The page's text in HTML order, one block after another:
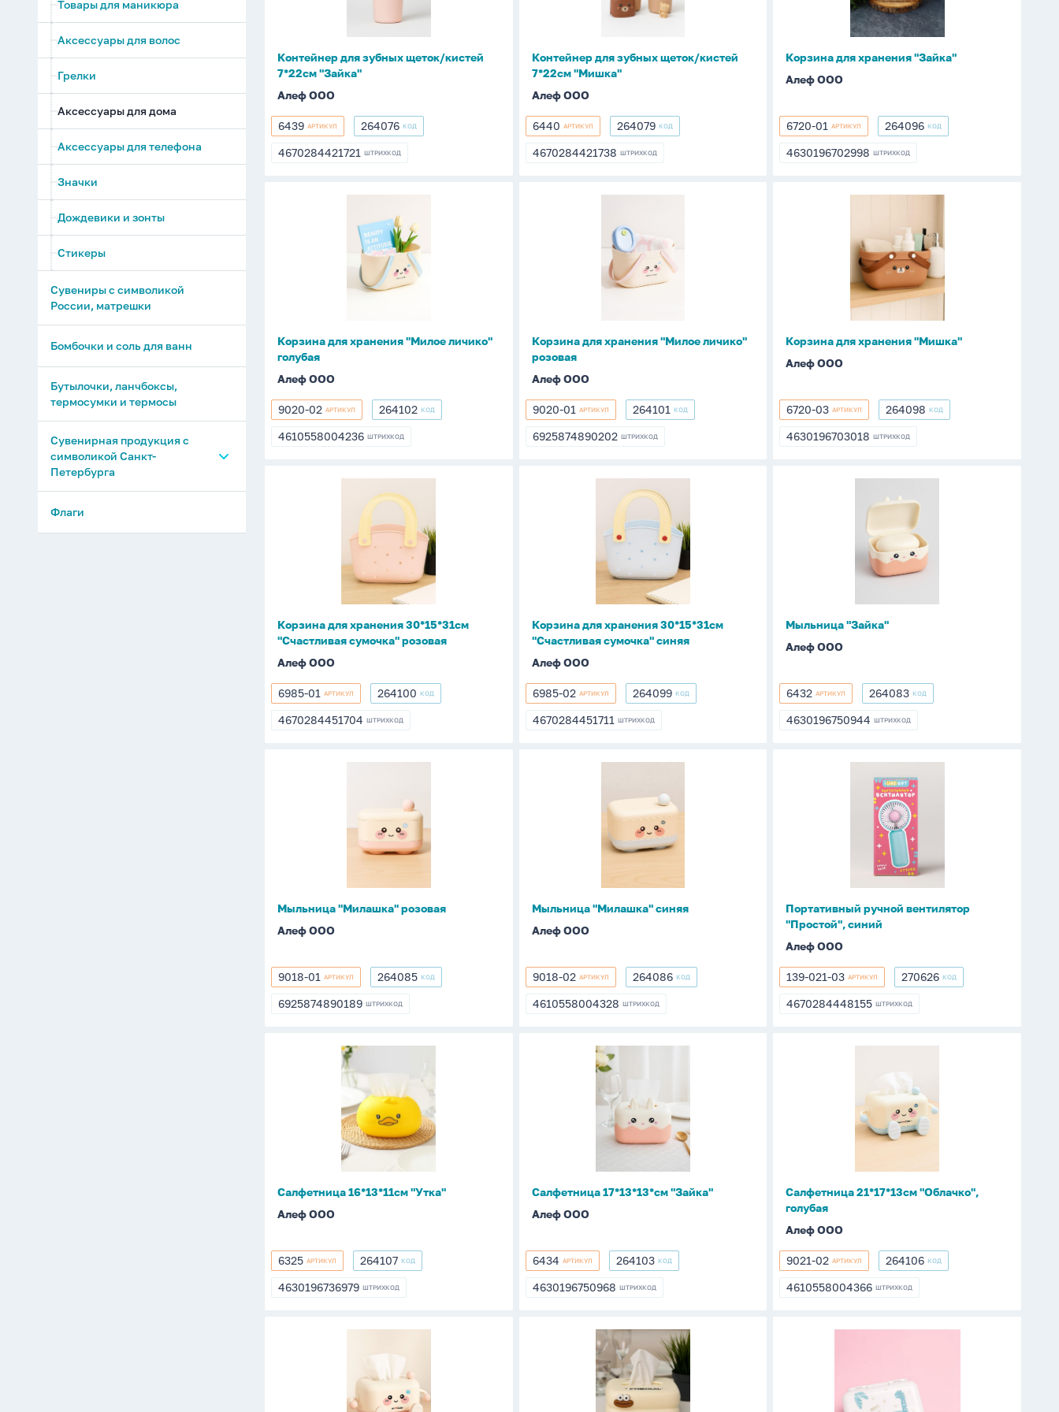
библиотеки
Фотоальбомы детские
подсвечники
Часы и будильники
Кружки керамические
Предметы интерьера
Ролики для одежды
Товары для маникюра
Аксессуары для волос
Грелки
Аксессуары для дома
Аксессуары для телефона
Значки
Дождевики и зонты
Стикеры
Сувениры с символикой
России, матрешки
Бомбочки и соль для ванн
Бутылочки, ланчбоксы,
термосумки и термосы
Сувенирная продукция с
символикой Санкт-
Петербурга
Блокноты и записные
Флаги
Контейнер для зубных щеток/кистей
7*22см "Зайка"
Алеф ООО
6439
6439 АРТИКУЛ 264076
264076 КОД
4670284421721
4670284421721 ШТРИХКОД
Контейнер для зубных щеток/кистей
7*22см "Мишка"
Алеф ООО
6440
6440 АРТИКУЛ 264079
264079 КОД
4670284421738
4670284421738 ШТРИХКОД
Корзина для хранения "Зайка"
Алеф ООО
6720-
01
6720-01 АРТИКУЛ 264096
264096 КОД
4630196702998
4630196702998 ШТРИХКОД
Корзина для хранения "Милое личико"
голубая
Алеф ООО
9020-
02
9020-02 АРТИКУЛ 264102
264102 КОД
4610558004236
4610558004236 ШТРИХКОД
Корзина для хранения "Милое личико"
розовая
Алеф ООО
9020-
01
9020-01 АРТИКУЛ 264101
264101 КОД
6925874890202
6925874890202 ШТРИХКОД
Корзина для хранения "Мишка"
Алеф ООО
6720-
03
6720-03 АРТИКУЛ 264098
264098 КОД
4630196703018
4630196703018 ШТРИХКОД
30*15*31см
Корзина для хранения 30*15*31см
"Счастливая сумочка" розовая
Алеф ООО
6985-
01
6985-01 АРТИКУЛ 264100
264100 КОД
4670284451704
4670284451704 ШТРИХКОД
30*15*31см
"Счастливая
Корзина для хранения 30*15*31см
"Счастливая сумочка" синяя
Алеф ООО
6985-
02
6985-02 АРТИКУЛ 264099
264099 КОД
4670284451711
4670284451711 ШТРИХКОД
Мыльница "Зайка"
Алеф ООО
6432
6432 АРТИКУЛ 264083
264083 КОД
4630196750944
4630196750944 ШТРИХКОД
Мыльница "Милашка" розовая
Алеф ООО
9018-
01
9018-01 АРТИКУЛ 264085
264085 КОД
6925874890189
6925874890189 ШТРИХКОД
Мыльница "Милашка" синяя
Алеф ООО
9018-
02
9018-02 АРТИКУЛ 264086
264086 КОД
4610558004328
4610558004328 ШТРИХКОД
Портативный ручной вентилятор
"Простой", синий
Алеф ООО
139-
021-
139-021-03 АРТИКУЛ 270626
270626 КОД
4670284448155
4670284448155 ШТРИХКОД
Салфетница
16*13*11см
Салфетница 16*13*11см "Утка"
Алеф ООО
6325
6325 АРТИКУЛ 264107
264107 КОД
4630196736979
4630196736979 ШТРИХКОД
Салфетница
17*13*13*см
Салфетница 17*13*13*см "Зайка"
Алеф ООО
6434
6434 АРТИКУЛ 264103
264103 КОД
4630196750968
4630196750968 ШТРИХКОД
Салфетница 21*17*13см "Облачко",
голубая
Алеф ООО
9021-
02
9021-02 АРТИКУЛ 264106
264106 КОД
4610558004366
4610558004366 ШТРИХКОД
Салфетница
9*19*14см
"Смешное